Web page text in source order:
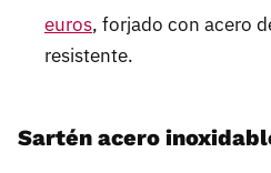
euros, forjado con acero
resistente.
Sartén acero